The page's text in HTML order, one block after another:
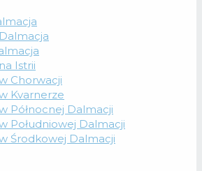
Istrii
Chorwacji
Kvarnerze
Północnej Dalmacji
Południowej Dalmacji
Środkowej Dalmacji